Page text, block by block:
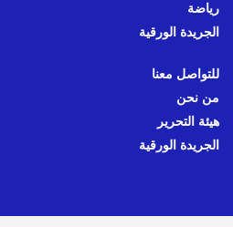
رياضة
الجريدة الورقية
للتواصل معنا
من نحن
هيئة التحرير
الجريدة الورقية